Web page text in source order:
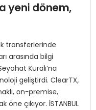
HEDEF
yeni dönem,
transferlerinde
arasında bilgi
Kuralı’na
geliştirdi. ClearTX,
on-premise,
çıkıyor. İSTANBUL